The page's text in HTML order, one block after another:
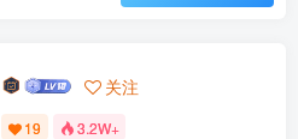
关注
19 3.2W+